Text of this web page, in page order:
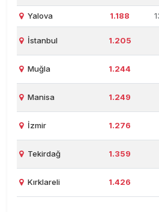
Yalova 1.188
İstanbul 1.205
Muğla 1.244
Manisa 1.249
İzmir 1.276
Tekirdağ 1.359
Kırklareli 1.426